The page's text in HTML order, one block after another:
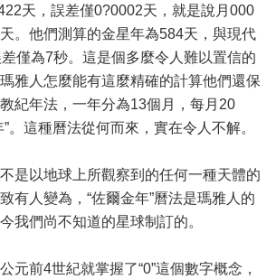
天，誤差僅0?0002天，就是說月000
。他們測算的金星年為584天，與現代
僅為7秒。這是個多麼令人難以置信的
雅人怎麼能有這麼精確的計算他們還保
紀年法，一年分為13個月，每月20
。這種曆法從何而來，實在令人不解。
以地球上所觀察到的任何一種天體的
有人變為，“佐爾金年”曆法是瑪雅人的
我們尚不知道的星球制訂的。
前4世紀就掌握了“0”這個數字概念，